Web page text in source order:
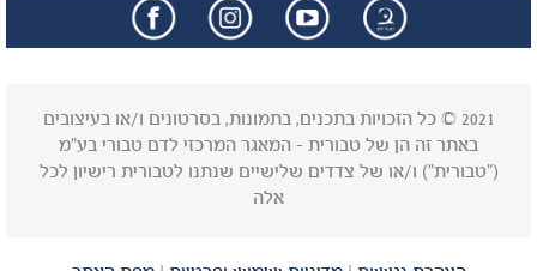
2021 © כל הזכויות בתכנים, בתמונות, בסרטונים ו/או בעיצובים
באתר זה הן של טבורית - המאגר המרכזי לדם טבורי בע"מ
("טבורית") ו/או של צדדים שלישיים שנתנו לטבורית רישיון לכל
אלה